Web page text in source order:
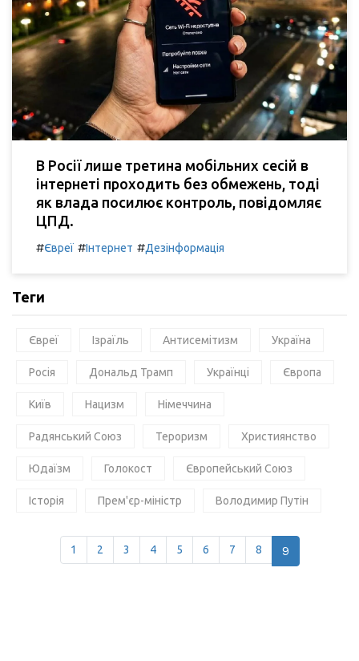
В Росії лише третина мобільних сесій в
інтернеті проходить без обмежень, тоді
як влада посилює контроль, повідомляє
ЦПД.
#Євреї #Інтернет #Дезінформація
Теги
Євреї Ізраїль Антисемітизм Україна
Росія Дональд Трамп Українці Європа
Київ Нацизм Німеччина
Радянський Союз Тероризм Християнство
Юдаїзм Голокост Європейський Союз
Історія Прем'єр-міністр Володимир Путін
1 2 3 4 5 6 7 8 9